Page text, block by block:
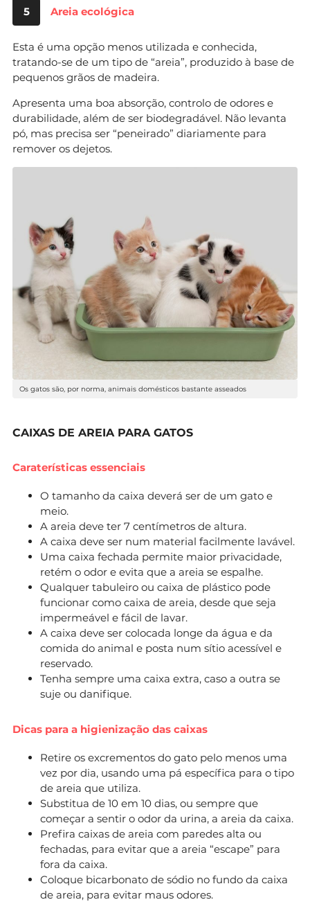
5 Areia ecológica
Esta é uma opção menos utilizada e conhecida,
tratando-se de um tipo de “areia”, produzido à base de
pequenos grãos de madeira.
Apresenta uma boa absorção, controlo de odores e
durabilidade, além de ser biodegradável. Não levanta
pó, mas precisa ser “peneirado” diariamente para
remover os dejetos.
Os gatos são, por norma, animais domésticos bastante asseados
CAIXAS DE AREIA PARA GATOS
Caraterísticas essenciais
O tamanho da caixa deverá ser de um gato e
meio.
A areia deve ter 7 centímetros de altura.
A caixa deve ser num material facilmente lavável.
Uma caixa fechada permite maior privacidade,
retém o odor e evita que a areia se espalhe.
Qualquer tabuleiro ou caixa de plástico pode
funcionar como caixa de areia, desde que seja
impermeável e fácil de lavar.
A caixa deve ser colocada longe da água e da
comida do animal e posta num sítio acessível e
reservado.
Tenha sempre uma caixa extra, caso a outra se
suje ou danifique.
Dicas para a higienização das caixas
Retire os excrementos do gato pelo menos uma
vez por dia, usando uma pá específica para o tipo
de areia que utiliza.
Substitua de 10 em 10 dias, ou sempre que
começar a sentir o odor da urina, a areia da caixa.
Prefira caixas de areia com paredes alta ou
fechadas, para evitar que a areia “escape” para
fora da caixa.
Coloque bicarbonato de sódio no fundo da caixa
de areia, para evitar maus odores.